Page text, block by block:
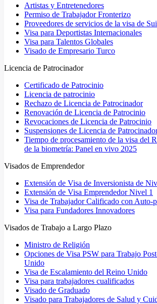
Artistas y Entretenedores
Permiso de Trabajador Fronterizo
Proveedores de servicios de la visa de
Visa para Deportistas Internacionales
Visa para Talentos Globales
Visado de Empresario Turco
Licencia de Patrocinador
Certificado de Patrocinio
Licencia de patrocinio
Rechazo de Licencia de Patrocinador
Renovación de Licencia de Patrocinio
Revocaciones de Licencia de Patrocinio
Suspensiones de Licencia de
Tiempo de procesamiento de la visa del
de la biometría: Panel en vivo 2025
Visados de Emprendedor
Extensión de Visa de Inversionista de
Extensión de Visa Emprendedor Nivel 1
Visa de Trabajador Calificado con Auto-
Visa para Fundadores Innovadores
Visados de Trabajo a Largo Plazo
Ministro de Religión
Opciones de Visa PSW para Trabajo
Unido
Visa de Escalamiento del Reino Unido
Visa para trabajadores cualificados
Visado de Graduado
Visado para Trabajadores de Salud y